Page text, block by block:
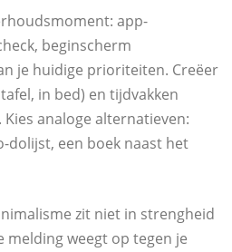
app-
beginscherm
je huidige prioriteiten. Creëer
in bed) en tijdvakken
analoge alternatieven:
dolijst, een boek naast het
zit niet in strengheid
melding weegt op tegen je